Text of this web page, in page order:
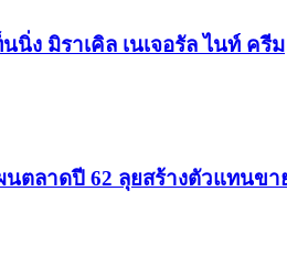
นิ่ง มิราเคิล เนเจอรัล ไนท์ ครีม
นตลาดปี 62 ลุยสร้างตัวแทนขา